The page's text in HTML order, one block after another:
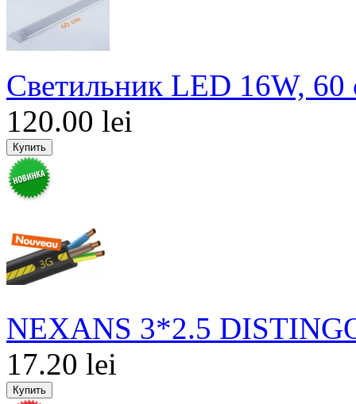
Светильник LED 16W,
120.00 lei
NEXANS 3*2.5
17.20 lei